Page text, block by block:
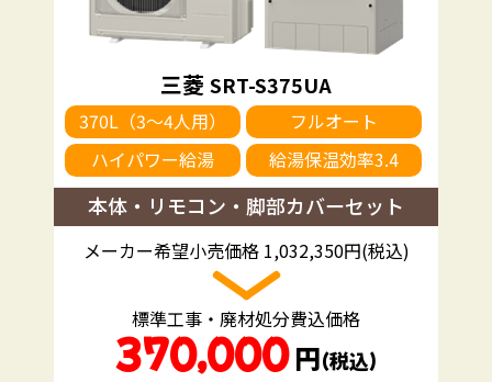
三菱 SRT-S375UA
370L（3～4人用）
フルオート
ハイパワー給湯
給湯保温効率3.4
本体・リモコン・脚部カバーセット
メーカー希望小売価格 1,032,350円(税込)
標準工事・廃材処分費込価格
370,000 円（税込）